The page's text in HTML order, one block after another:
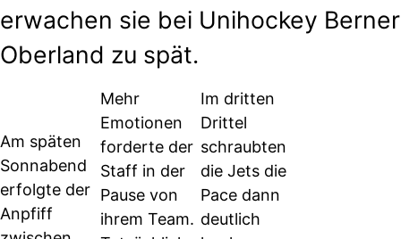
erwachen sie bei Unihockey Berner
Oberland zu spät.
Am späten
Sonnabend
erfolgte der
Anpfiff
Mehr
Emotionen
forderte der
Staff in der
Pause von
ihrem Team.
Im dritten
Drittel
schraubten
die Jets die
Pace dann
deutlich